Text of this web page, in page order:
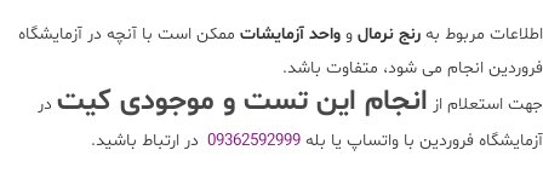
اطلاعات مربوط به رنج نرمال و واحد آزمایشات ممکن است با آنچه در آزمایشگاه
فروردین انجام می شود، متفاوت باشد.
جهت استعلام از انجام این تست و موجودی کیت در
آزمایشگاه فروردین با واتساپ یا بله 09362592999 در ارتباط باشید.